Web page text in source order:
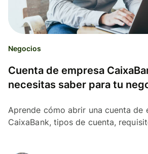
Negocios
Cuenta de empresa
necesitas saber para tu
Aprende cómo abrir una cuenta de
CaixaBank, tipos de cuenta,